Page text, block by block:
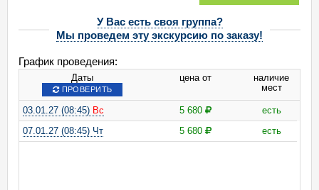
У Вас есть своя группа?
Мы проведем эту экскурсию по заказу!
График проведения:
Даты
ПРОВЕРИТЬ
цена от
наличие
мест
03.01.27 (08:45) Вс 5 680
есть
07.01.27 (08:45) Чт
5 680 есть